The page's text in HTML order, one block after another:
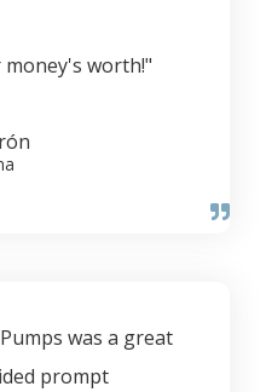
worth!"
was a great
prompt